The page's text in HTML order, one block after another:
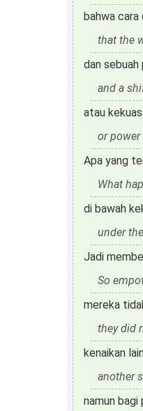
bahwa cara
that the
dan sebuah
and a
atau
or power
Apa yang
What
di bawah
under
Jadi
So
mereka
they did
kenaikan
another
namun bagi